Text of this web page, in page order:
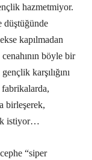
hazmetmiyor.
düştüğünde
kapılmadan
böyle bir
karşılığını
birleşerek,
istiyor…
“siper